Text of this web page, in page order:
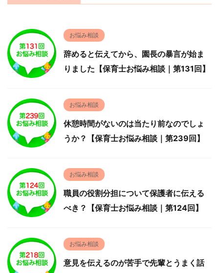
お悩み相談
辞めると伝えてから、園長の暴言が始ま
りました【保育士お悩み相談｜第131回】
お悩み相談
休憩時間がないのは当たり前なのでしょ
うか？【保育士お悩み相談｜第239回】
お悩み相談
職員の役割分担について保護者に伝える
べき？【保育士お悩み相談｜第124回】
お悩み相談
意見を伝えるのが苦手で先輩とうまく話